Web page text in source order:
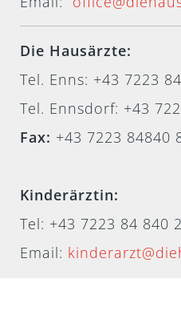
Die Hausärzte:
Tel. Enns: +43 7223
Tel. Ennsdorf: +43
Fax: +43 7223 84840
Kinderärztin:
Tel: +43 7223 84 840
Email: